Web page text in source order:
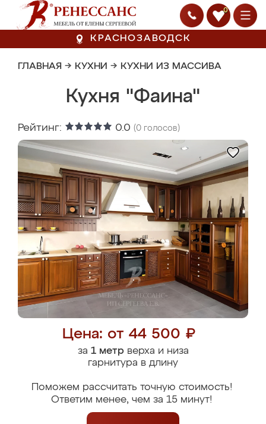
0
КРАСНОЗАВОДСК
ГЛАВНАЯ → КУХНИ → КУХНИ ИЗ МАССИВА
Кухня "Фаина"
Рейтинг: 0.0 (0 голосов)
Цена: от 44 500 ₽
за 1 метрверха и низа
гарнитура в длину
Поможем рассчитать точную стоимость!
Ответим менее, чем за 15 минут!